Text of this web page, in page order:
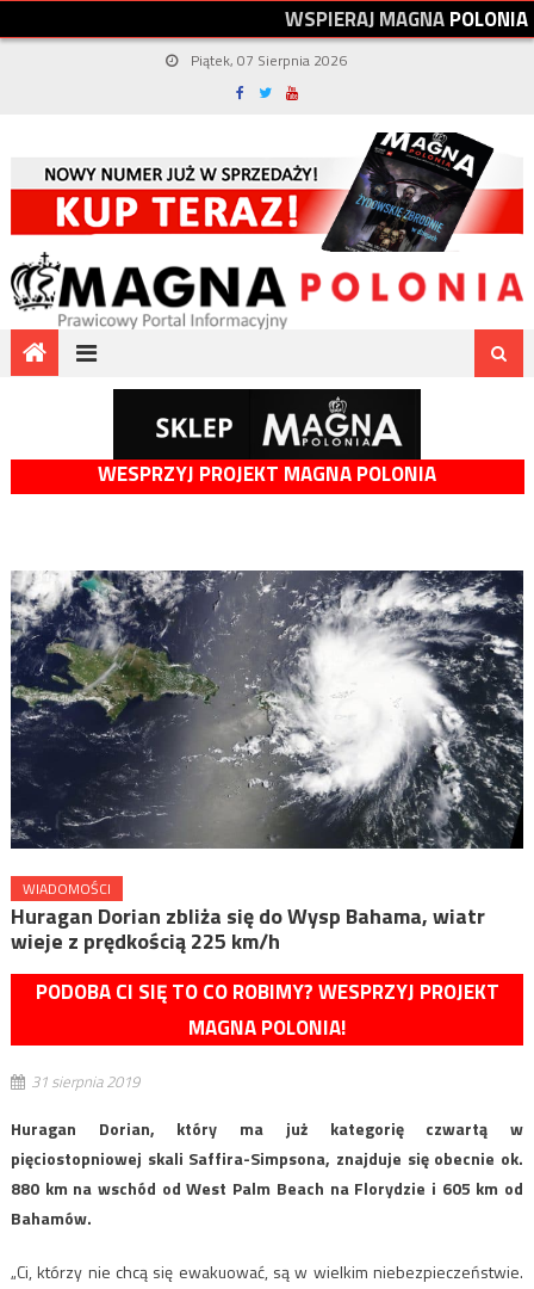
WSPIERAJMAGNAPOLONIA
Piątek, 07 Sierpnia 2026
WESPRZYJ PROJEKT MAGNA POLONIA
WIADOMOŚCI
Huragan Dorian zbliża się do Wysp Bahama, wiatr
wieje z prędkością 225 km/h
PODOBA CI SIĘ TO CO ROBIMY? WESPRZYJ PROJEKT
MAGNA POLONIA!
31 sierpnia 2019
Huragan Dorian, który ma już kategorię czwartą w
pięciostopniowej skali Saffira-Simpsona, znajduje się obecnie ok.
880 km na wschód od West Palm Beach na Florydzie i 605 km od
Bahamów.
„Ci, którzy nie chcą się ewakuować, są w wielkim niebezpieczeństwie.